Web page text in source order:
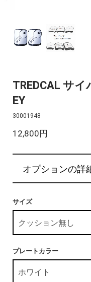
TREDCAL サ
EY
30001948
12,800円
オプションの詳
サイズ
プレートカラー